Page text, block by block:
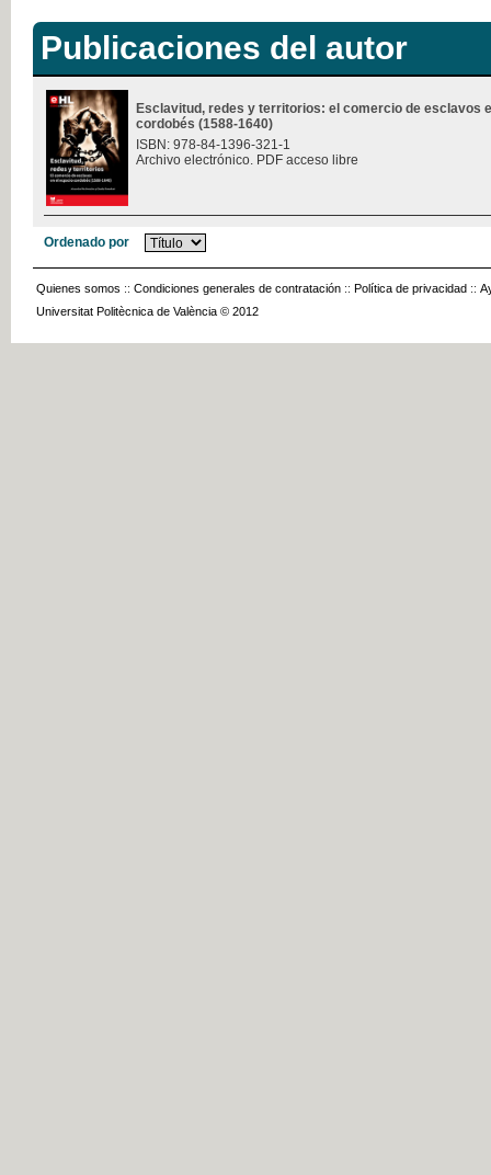
Publicaciones del autor
Esclavitud, redes y territorios: el comercio de esclavos
cordobés (1588-1640)
ISBN: 978-84-1396-321-1
Archivo electrónico. PDF acceso libre
Ordenado por
Quienes somos :: Condiciones generales de contratación :: Política de privacidad ::
Universitat Politècnica de València © 2012